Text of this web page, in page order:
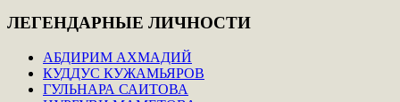
ЛЕГЕНДАРНЫЕ ЛИЧНОСТИ
АБДИРИМ АХМАДИЙ
КУДДУС КУЖАМЬЯРОВ
ГУЛЬНАРА САИТОВА